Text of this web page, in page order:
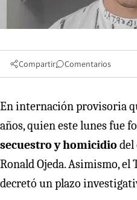
Compartir Comentarios
En internación provisoria
años, quien este lunes fue
secuestro y homicidio del
Ronald Ojeda. Asimismo, el
decretó un plazo